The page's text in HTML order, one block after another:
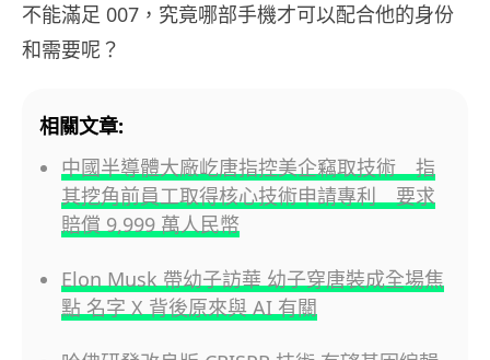
不能滿足 007，究竟哪部手機才可以配合他的身份
和需要呢？
相關文章:
中國半導體大廠屹唐指控美企竊取技術 指
其挖角前員工取得核心技術申請專利 要求
賠償 9,999 萬人民幣
Elon Musk 帶幼子訪華 幼子穿唐裝成全場焦
點 名字 X 背後原來與 AI 有關